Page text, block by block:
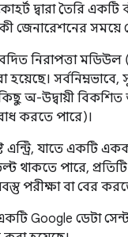
দ্বারা তৈরি
জেনারেশনের সময়ে
নিরাপত্তা মডিউল
হয়েছে।
উদ্বায়ী বিকশিত
করতে পারে)।
এন্ট্রি, যাতে একটি
পারে,
পরীক্ষা বা বের
Google ডেটা